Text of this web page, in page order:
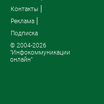
Контакты
Реклама
Подписка
© 2004-2026
"Инфокоммуникации
онлайн"